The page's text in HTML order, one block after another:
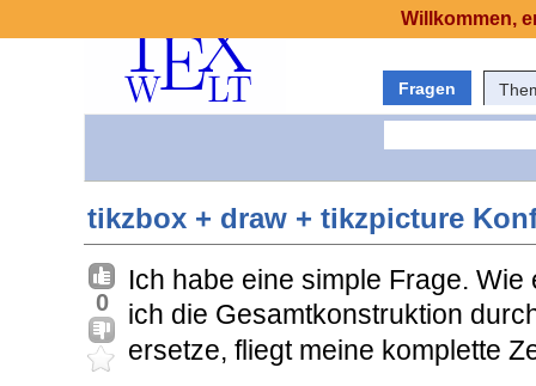
Fragen
tikzbox + draw + tikzpicture
0
Ich habe eine simple Frage.
ich die Gesamtkonstruktion
ersetze, fliegt meine komplette
Willkommen,